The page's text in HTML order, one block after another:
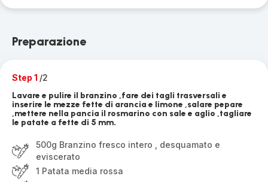
Preparazione
Step 1 /2
Lavare e pulire il branzino ,fare dei tagli trasversali e
inserire le mezze fette di arancia e limone ,salare pepare
,mettere nella pancia il rosmarino con sale e aglio ,tagliare
le patate a fette di 5 mm.
500g Branzino fresco intero , desquamato e
eviscerato
1 Patata media rossa